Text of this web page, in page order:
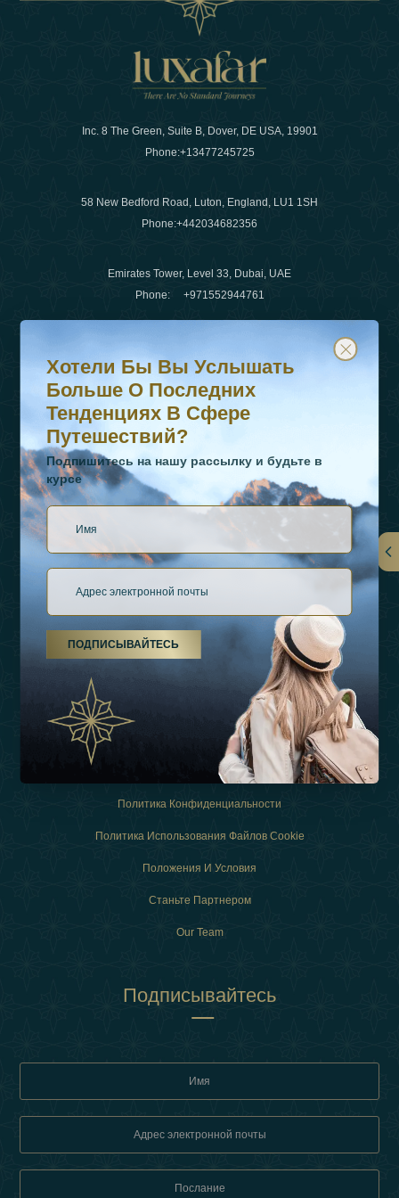
Inc. 8 The Green, Suite B, Dover, DE USA, 19901
Phone:+13477245725
58 New Bedford Road, Luton, England, LU1 1SH
Phone:+442034682356
Emirates Tower, Level 33, Dubai, UAE
Phone: +971552944761
WhatsApp Нет :+442034682356
+971552944761
О Нас
Виды Отдыха
Связаться
Политика Конфиденциальности
Политика Использования Файлов Cookie
Положения И Условия
Станьте Партнером
Our Team
Подписывайтесь
Хотели бы вы услышать больше о последних
Подпишитесь на нашу рассылку и будьте в курсе
Хотели Бы Вы Услышать
Больше О Последних
Тенденциях В Сфере
Путешествий?
Подпишитесь на нашу рассылку и будьте в
курсе
ПОДПИСЫВАЙТЕСЬ